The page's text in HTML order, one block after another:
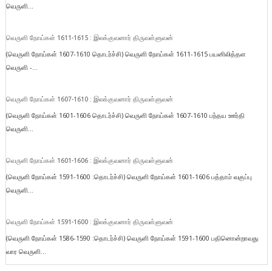
வெருளி...
வெருளி நோய்கள் 1611-1615 : இலக்குவனார் திருவள்ளுவன்
(வெருளி நோய்கள் 1607-1610 தொடர்ச்சி) வெருளி நோய்கள் 1611-1615 பயனிலித்தள
வெருளி -...
வெருளி நோய்கள் 1607-1610 : இலக்குவனார் திருவள்ளுவன்
(வெருளி நோய்கள் 1601-1606 தொடர்ச்சி) வெருளி நோய்கள் 1607-1610 பந்தய ஊர்தி
வெருளி...
வெருளி நோய்கள் 1601-1606 : இலக்குவனார் திருவள்ளுவன்
(வெருளி நோய்கள் 1591-1600 :தொடர்ச்சி) வெருளி நோய்கள் 1601-1606 பத்தாம் வகுப்பு
வெருளி...
வெருளி நோய்கள் 1591-1600 : இலக்குவனார் திருவள்ளுவன்
(வெருளி நோய்கள் 1586-1590 :தொடர்ச்சி) வெருளி நோய்கள் 1591-1600 பதினொன்றாவது
வார வெருளி...